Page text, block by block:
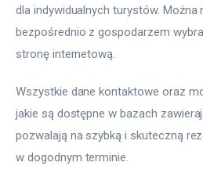
dla indywidualnych turystów.
bezpośrednio z gospodarzem
stronę internetową.
Wszystkie dane kontaktowe oraz
jakie są dostępne w bazach
pozwalają na szybką i skuteczną
w dogodnym terminie.